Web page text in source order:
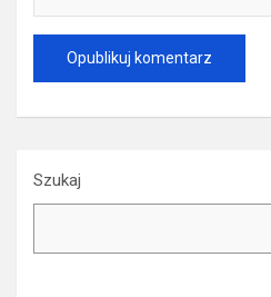
Szukaj